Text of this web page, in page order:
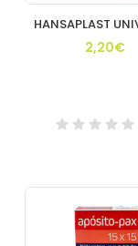
2,20€